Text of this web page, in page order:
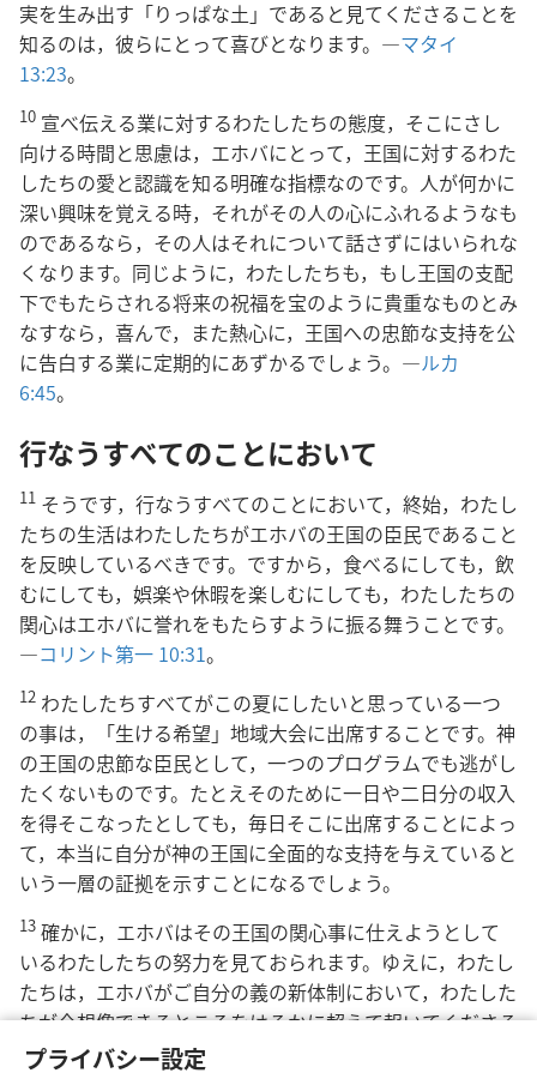
プライバシー設定
実を生み出す「りっぱな土」であると見てくださることを
知るのは，彼らにとって喜びとなります。―マタイ
13:23。
10 宣べ伝える業に対するわたしたちの態度，そこにさし
向ける時間と思慮は，エホバにとって，王国に対するわた
したちの愛と認識を知る明確な指標なのです。人が何かに
深い興味を覚える時，それがその人の心にふれるようなも
のであるなら，その人はそれについて話さずにはいられな
くなります。同じように，わたしたちも，もし王国の支配
下でもたらされる将来の祝福を宝のように貴重なものとみ
なすなら，喜んで，また熱心に，王国への忠節な支持を公
に告白する業に定期的にあずかるでしょう。―ルカ
6:45。
行なうすべてのことにおいて
11 そうです，行なうすべてのことにおいて，終始，わたし
たちの生活はわたしたちがエホバの王国の臣民であること
を反映しているべきです。ですから，食べるにしても，飲
むにしても，娯楽や休暇を楽しむにしても，わたしたちの
関心はエホバに誉れをもたらすように振る舞うことです。
―コリント第一 10:31。
12 わたしたちすべてがこの夏にしたいと思っている一つ
の事は，「生ける希望」地域大会に出席することです。神
の王国の忠節な臣民として，一つのプログラムでも逃がし
たくないものです。たとえそのために一日や二日分の収入
を得そこなったとしても，毎日そこに出席することによっ
て，本当に自分が神の王国に全面的な支持を与えていると
いう一層の証拠を示すことになるでしょう。
13 確かに，エホバはその王国の関心事に仕えようとして
いるわたしたちの努力を見ておられます。ゆえに，わたし
たちは，エホバがご自分の義の新体制において，わたした
ちが今想像できるところをはるかに超えて報いてくださる
ことを確信できるのです。―